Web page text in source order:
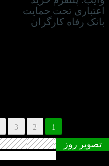
اعتباری تحت حمایت
بانک رفاه کارگران
1
2
3
تصویر روز